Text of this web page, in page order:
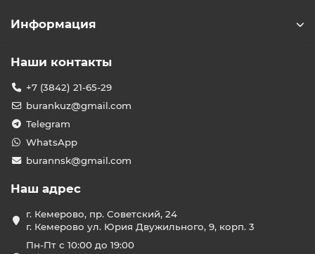
Информация
Наши контакты
+7 (3842) 21-65-29
burankuz@gmail.com
Telegram
WhatsApp
burannsk@gmail.com
Наш адрес
г. Кемерово, пр. Советский, 24
г. Кемерово ул. Юрия Двужильного, 9, корп. 3
Пн-Пт с 10:00 до 19:00